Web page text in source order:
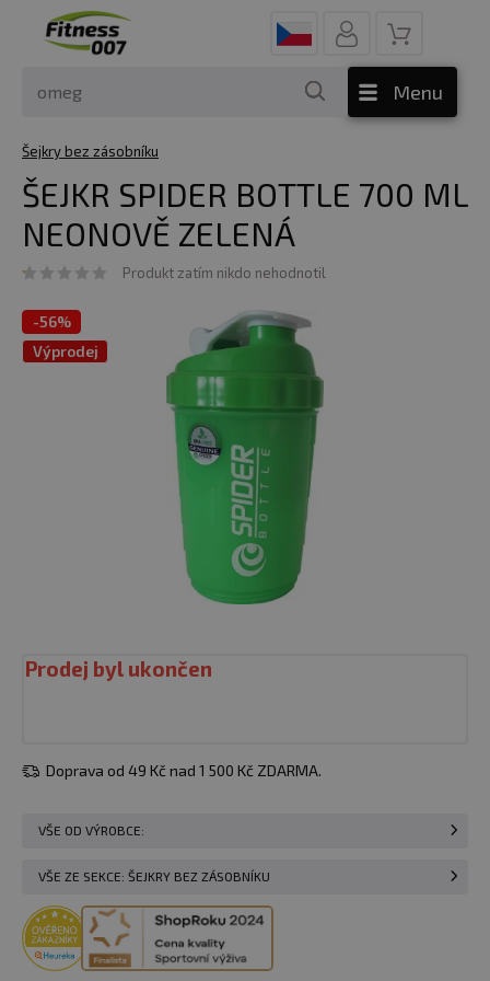
Menu
Šejkry bez zásobníku
ŠEJKR SPIDER BOTTLE 700 ML
NEONOVĚ ZELENÁ
Produkt zatím nikdo nehodnotil
-56%
Výprodej
Prodej byl ukončen
Doprava od 49 Kč nad 1 500 Kč ZDARMA.
VŠE OD VÝROBCE:
VŠE ZE SEKCE: ŠEJKRY BEZ ZÁSOBNÍKU